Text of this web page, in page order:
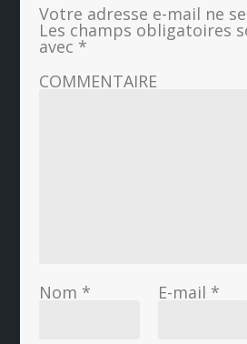
Votre adresse e-mail ne
Les champs obligatoires
avec *
COMMENTAIRE
Nom * E-mail *